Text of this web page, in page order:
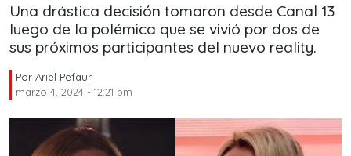
Una drástica decisión tomaron desde Canal 13
luego de la polémica que se vivió por dos de
sus próximos participantes del nuevo reality.
Por Ariel Pefaur
marzo 4, 2024 - 12:21 pm